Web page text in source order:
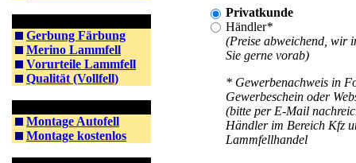
Gerbung Färbung
Merino Lammfell
Vorurteile Lammfell
Qualität (Vollfell)
Montage Autofell
Montage kostenlos
Privatkunde
Händler*
(Preise abweichend, wir
Sie gerne vorab)
* Gewerbenachweis in
Gewerbeschein oder
(bitte per E-Mail
Händler im Bereich Kfz
Lammfellhandel